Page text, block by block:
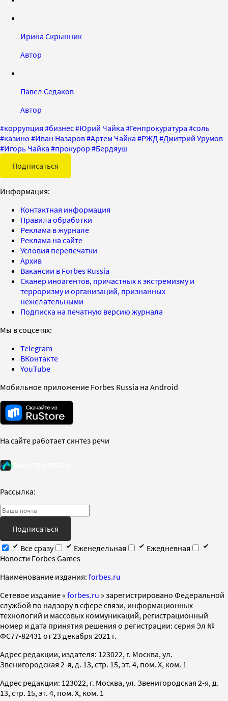
Ирина Скрынник
Автор
Павел Седаков
Автор
#коррупция #бизнес#Юрий Чайка #Генпрокуратура #соль
#казино #Иван Назаров#Артем Чайка #РЖД #Дмитрий Урумов
#Игорь Чайка #прокурор #Бердяуш
Подписаться
Информация:
Контактная информация
Правила обработки
Реклама в журнале
Реклама на сайте
Условия перепечатки
Архив
Вакансии в Forbes Russia
Сканер иноагентов, причастных к экстремизму и
терроризму и организаций, признанных
нежелательными
Подписка на печатную версию журнала
Мы в соцсетях:
Telegram
ВКонтакте
YouTube
Мобильное приложение Forbes Russia на Android
На сайте работает синтез речи
Рассылка:
Подписаться
Все сразу
Еженедельная
Ежедневная
Новости Forbes Games
Наименование издания: forbes.ru
Cетевое издание « forbes.ru » зарегистрировано Федеральной
службой по надзору в сфере связи, информационных
технологий и массовых коммуникаций, регистрационный
номер и дата принятия решения о регистрации: серия Эл №
ФС77-82431 от 23 декабря 2021 г.
Адрес редакции, издателя: 123022, г. Москва, ул.
Звенигородская 2-я, д. 13, стр. 15, эт. 4, пом. X, ком. 1
Адрес редакции: 123022, г. Москва, ул. Звенигородская 2-я, д.
13, стр. 15, эт. 4, пом. X, ком. 1